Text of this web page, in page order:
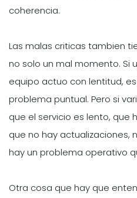
coherencia.
Las malas criticas tambien
no solo un mal momento. Si
equipo actuo con lentitud,
problema puntual. Pero si
que el servicio es lento, que
que no hay actualizaciones,
hay un problema operativo
Otra cosa que hay que